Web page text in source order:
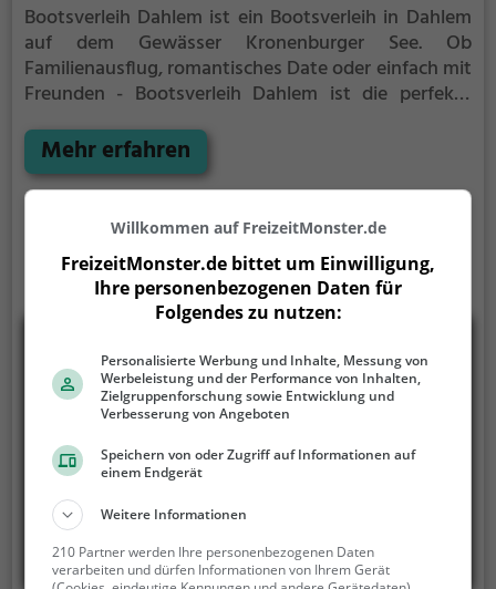
Bootsverleih Dahlem ist ein Bootsverleih in Dahlem
auf dem Gewässer Kronenburger See. Ob
Familienausflug, romantisches Date oder einfach mit
Freunden - Bootsverleih Dahlem ist die perfekte
Naturfreunde als auch Sportbegeisterte und echte
Wasserratten auf ihre Kosten.
Mehr erfahren
Willkommen auf FreizeitMonster.de
FreizeitMonster.de bittet um Einwilligung,
Ihre personenbezogenen Daten für
Folgendes zu nutzen:
Personalisierte Werbung und Inhalte, Messung von
Werbeleistung und der Performance von Inhalten,
Zielgruppenforschung sowie Entwicklung und
Verbesserung von Angeboten
Speichern von oder Zugriff auf Informationen auf
einem Endgerät
Weitere Informationen
210 Partner werden Ihre personenbezogenen Daten
verarbeiten und dürfen Informationen von Ihrem Gerät